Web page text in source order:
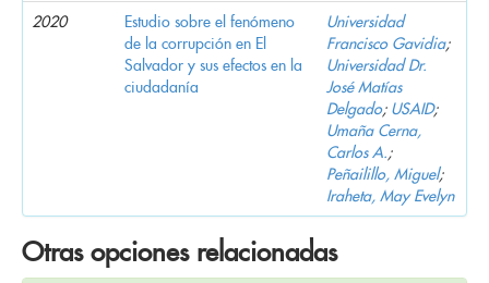
2020
Estudio sobre el fenómeno
de la corrupción en El
Salvador y sus efectos en la
ciudadanía
Universidad
Francisco Gavidia;
Universidad Dr.
José Matías
Delgado; USAID;
Umaña Cerna,
Carlos A.;
Peñailillo, Miguel;
Iraheta, May Evelyn
Otras opciones relacionadas